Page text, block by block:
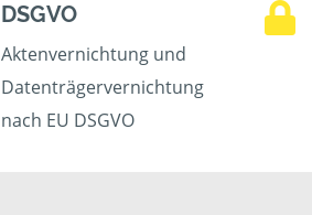
DSGVO
Aktenvernichtung und
Datenträgervernichtung
nach EU DSGVO